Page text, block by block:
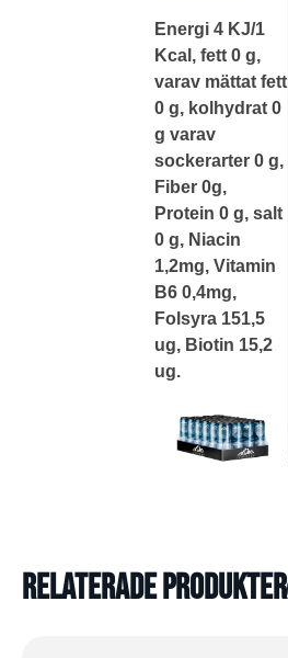
Energi 4 KJ/1
Kcal, fett 0 g,
varav mättat fett
0 g, kolhydrat 0
g varav
sockerarter 0 g,
Fiber 0g,
Protein 0 g, salt
0 g, Niacin
1,2mg, Vitamin
B6 0,4mg,
Folsyra 151,5
ug, Biotin 15,2
ug.
Relaterade produkter